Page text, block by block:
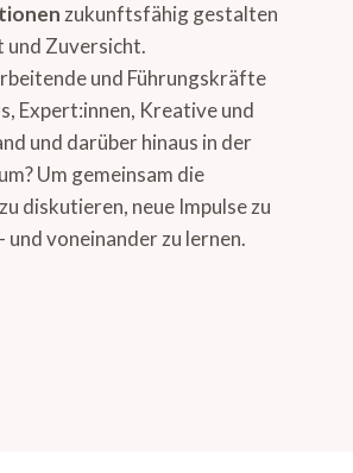
zukunftsfähig gestalten
Zuversicht.
und Führungskräfte
Expert:innen, Kreative und
und darüber hinaus in der
Um gemeinsam die
zu diskutieren, neue Impulse zu
voneinander zu lernen.